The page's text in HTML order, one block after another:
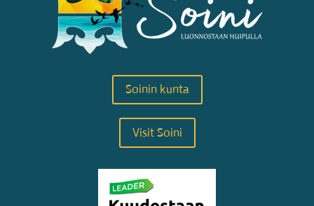
Soinin kunta
Visit Soini